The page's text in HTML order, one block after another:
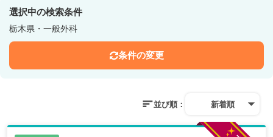
選択中の検索条件
栃木県・一般外科
条件の変更
並び順： 新着順